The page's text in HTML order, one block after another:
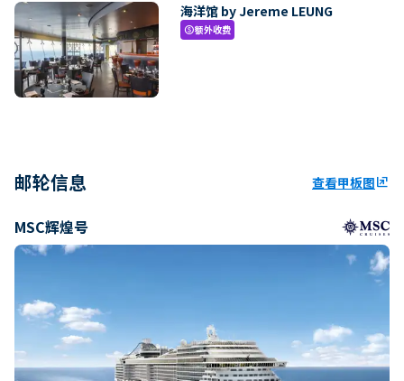
海洋馆 by Jereme LEUNG
paid额外收费
邮轮信息 查看甲板图ungroup
MSC辉煌号